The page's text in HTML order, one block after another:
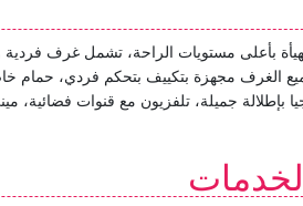
جميع الغرف مجهزة بتكييف بتحكم فردي،
بإطلالة جميلة، تلفزيون مع قنوات فضائية،